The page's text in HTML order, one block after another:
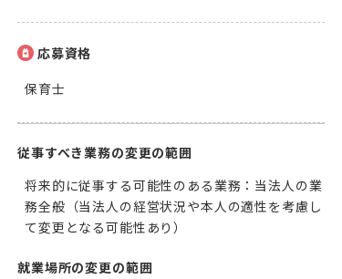
応募資格
保育士
従事すべき業務の変更の範囲
将来的に従事する可能性のある業務：当法人の業
務全般（当法人の経営状況や本人の適性を考慮し
て変更となる可能性あり）
就業場所の変更の範囲